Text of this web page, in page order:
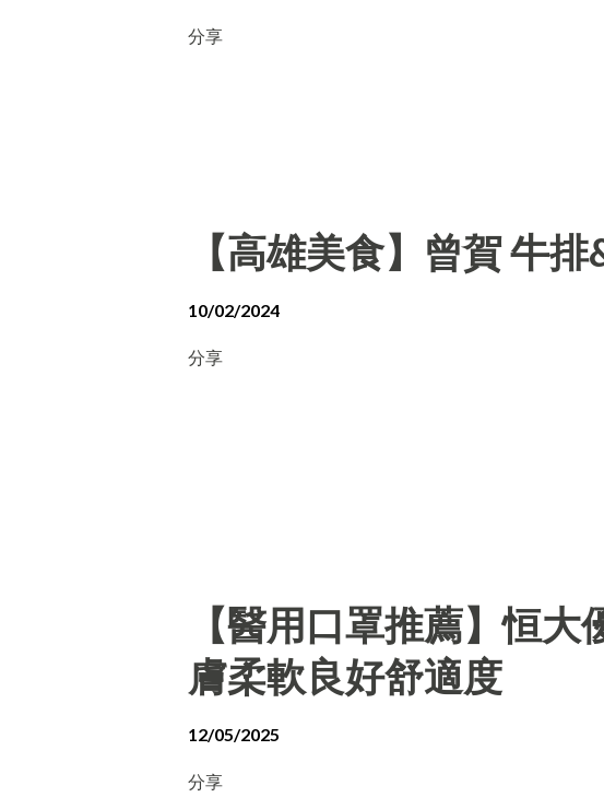
分享
【高雄美食】曾賀 牛
10/02/2024
分享
【醫用口罩推薦】恒
膚柔軟良好舒適度
12/05/2025
分享